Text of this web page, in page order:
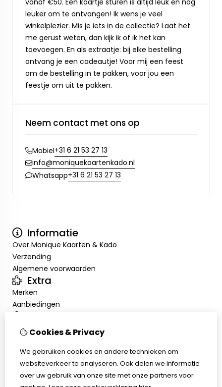
vanaf €50. Een kaartje sturen is altijd leuk en nog
leuker om te ontvangen! Ik wens je veel
winkelplezier. Mis je iets in de collectie? Laat het
me gerust weten, dan kijk ik of ik het kan
toevoegen. En als extraatje: bij elke bestelling
ontvang je een cadeautje! Voor mij een feest
om de bestelling in te pakken, voor jou een
feestje om uit te pakken.
Neem contact met ons op
Mobiel+31 6 21 53 27 13
info@moniquekaartenkado.nl
Whatsapp+31 6 21 53 27 13
Informatie
Over Monique Kaarten & Kado
Verzending
Algemene voorwaarden
Extra
Merken
Aanbiedingen
Inloggen
Nieuwsbrief
Klantenservice
Contact
Cookies & Privacy
We gebruiken cookies en andere technieken om
websiteverkeer te analyseren. Ook delen we informatie
over uw gebruik van onze site met onze partners voor